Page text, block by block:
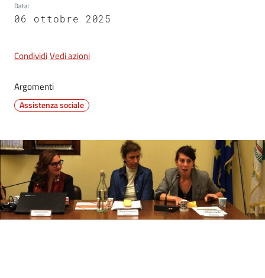
Servizi
on-
gli
argomenti
Data:
06 ottobre 2025
CondividiVedi azioni
Argomenti
Assistenza sociale